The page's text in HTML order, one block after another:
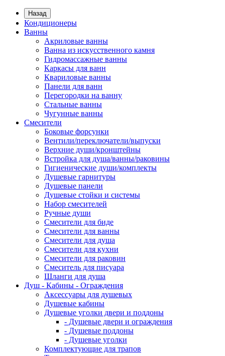
Назад
Кондиционеры
Ванны
Акриловые ванны
Ванна из искусственного камня
Гидромассажные ванны
Каркасы для ванн
Квариловые ванны
Панели для ванн
Перегородки на ванну
Стальные ванны
Чугунные ванны
Смесители
Боковые форсунки
Вентили/переключатели/выпуски
Верхние души/кронштейны
Встройка для душа/ванны/раковины
Гигиенические души/комплекты
Душевые гарнитуры
Душевые панели
Душевые стойки и системы
Набор смесителей
Ручные души
Смесители для биде
Смесители для ванны
Смесители для душа
Смесители для кухни
Смесители для раковин
Смеситель для писуара
Шланги для душа
Душ - Кабины - Ограждения
Аксессуары для душевых
Душевые кабины
Душевые уголки двери и поддоны
- Душевые двери и ограждения
- Душевые поддоны
- Душевые уголки
Комплектующие для трапов